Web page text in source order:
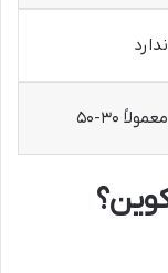
ندارد
معمولاً ۳۰-۵۰